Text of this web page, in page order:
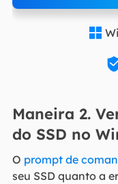

Maneira 2.
do SSD no
O prompt de
seu SSD quanto a